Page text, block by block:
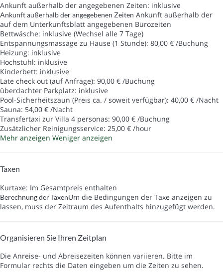
Ankunft außerhalb der angegebenen Zeiten: inklusive
Ankunft außerhalb der angegebenen Zeiten Ankunft außerhalb der
auf dem Unterkunftsblatt angegebenen Bürozeiten
Bettwäsche: inklusive (Wechsel alle 7 Tage)
Entspannungsmassage zu Hause (1 Stunde): 80,00 € /Buchung
Heizung: inklusive
Hochstuhl: inklusive
Kinderbett: inklusive
Late check out (auf Anfrage): 90,00 € /Buchung
überdachter Parkplatz: inklusive
Pool-Sicherheitszaun (Preis ca. / soweit verfügbar): 40,00 € /Nacht
Sauna: 54,00 € /Nacht
Transfertaxi zur Villa 4 personas: 90,00 € /Buchung
Zusätzlicher Reinigungsservice: 25,00 € /hour
Mehr anzeigen Weniger anzeigen
Taxen
Kurtaxe: Im Gesamtpreis enthalten
Berechnung der TaxenUm die Bedingungen der Taxe anzeigen zu
lassen, muss der Zeitraum des Aufenthalts hinzugefügt werden.
Organisieren Sie Ihren Zeitplan
Die Anreise- und Abreisezeiten können variieren. Bitte im
Formular rechts die Daten eingeben um die Zeiten zu sehen.